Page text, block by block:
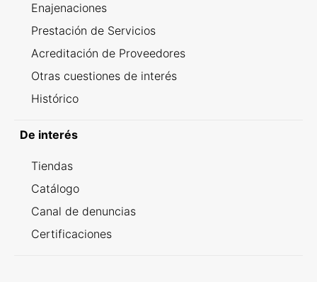
Enajenaciones
Prestación de Servicios
Acreditación de Proveedores
Otras cuestiones de interés
Histórico
De interés
Tiendas
Catálogo
Canal de denuncias
Certificaciones